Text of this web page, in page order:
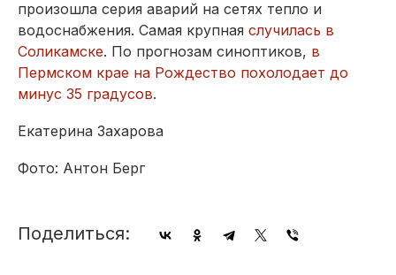
произошла серия аварий на сетях тепло и
водоснабжения. Самая крупная случилась в
Соликамске. По прогнозам синоптиков, в
Пермском крае на Рождество похолодает до
минус 35 градусов.
Екатерина Захарова
Фото: Антон Берг
Поделиться: